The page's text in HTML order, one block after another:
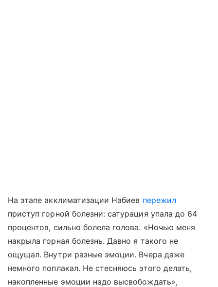
На этапе акклиматизации Набиев пережил
приступ горной болезни: сатурация упала до 64
процентов, сильно болела голова. «Ночью меня
накрыла горная болезнь. Давно я такого не
ощущал. Внутри разные эмоции. Вчера даже
немного поплакал. Не стесняюсь этого делать,
накопленные эмоции надо высвобождать»,